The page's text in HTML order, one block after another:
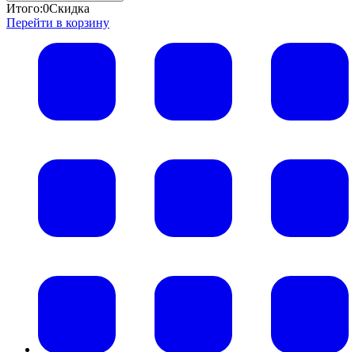
Итого:0Скидка
Перейти в корзину